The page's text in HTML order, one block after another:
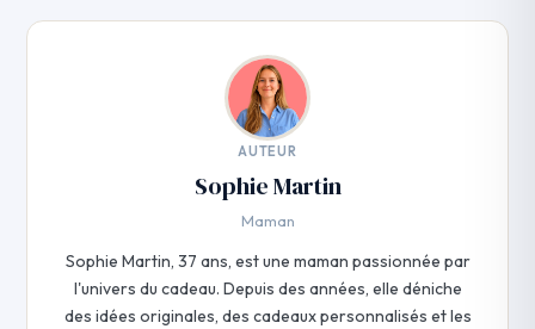
AUTEUR
Sophie Martin
Maman
Sophie Martin, 37 ans, est une maman passionnée par
l'univers du cadeau. Depuis des années, elle déniche
des idées originales, des cadeaux personnalisés et les